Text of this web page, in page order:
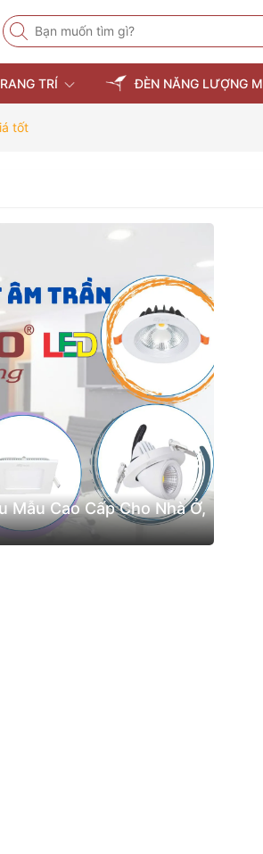
TRÍ ĐÈN NĂNG LƯỢNG
tốt
Cao Cấp Cho Nhà Ở,